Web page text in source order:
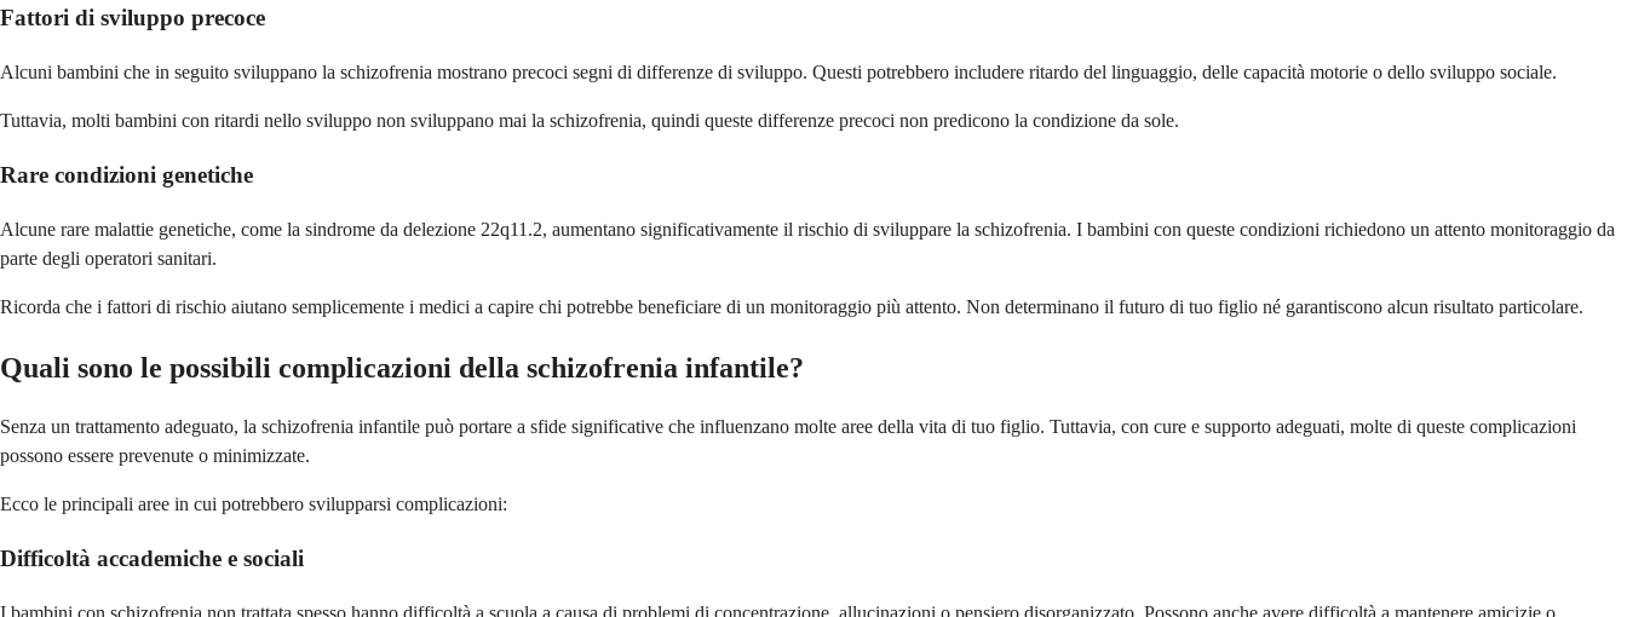
Fattori di sviluppo precoce
Alcuni bambini che in seguito sviluppano la schizofrenia mostrano precoci segni di differenze di sviluppo. Questi potrebbero includere ritardo del linguaggio, delle capacità motorie o dello sviluppo sociale.
Tuttavia, molti bambini con ritardi nello sviluppo non sviluppano mai la schizofrenia, quindi queste differenze precoci non predicono la condizione da sole.
Rare condizioni genetiche
Alcune rare malattie genetiche, come la sindrome da delezione 22q11.2, aumentano significativamente il rischio di sviluppare la schizofrenia. I bambini con queste condizioni richiedono un attento monitoraggio da
parte degli operatori sanitari.
Ricorda che i fattori di rischio aiutano semplicemente i medici a capire chi potrebbe beneficiare di un monitoraggio più attento. Non determinano il futuro di tuo figlio né garantiscono alcun risultato particolare.
Quali sono le possibili complicazioni della schizofrenia infantile?
Senza un trattamento adeguato, la schizofrenia infantile può portare a sfide significative che influenzano molte aree della vita di tuo figlio. Tuttavia, con cure e supporto adeguati, molte di queste complicazioni
possono essere prevenute o minimizzate.
Ecco le principali aree in cui potrebbero svilupparsi complicazioni:
Difficoltà accademiche e sociali
I bambini con schizofrenia non trattata spesso hanno difficoltà a scuola a causa di problemi di concentrazione, allucinazioni o pensiero disorganizzato. Possono anche avere difficoltà a mantenere amicizie o